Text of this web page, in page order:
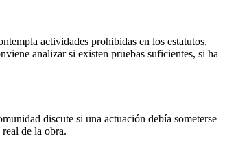
actividades prohibidas en los estatutos,
analizar si existen pruebas suficientes, si ha
discute si una actuación debía someterse
de la obra.